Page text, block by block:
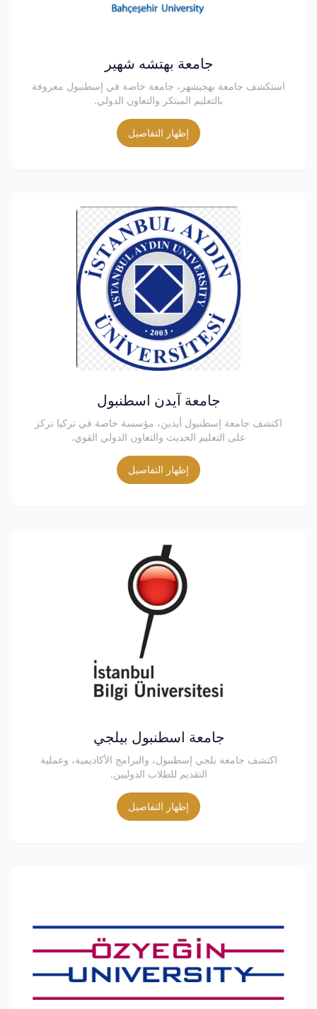
جامعة بهتشه شهير
استكشف جامعة بهجيشهر، جامعة خاصة في إسطنبول معروفة
بالتعليم المبتكر والتعاون الدولي.
إظهار التفاصيل
جامعة آيدن اسطنبول
اكتشف جامعة إسطنبول أيدين، مؤسسة خاصة في تركيا تركز
على التعليم الحديث والتعاون الدولي القوي.
إظهار التفاصيل
جامعة اسطنبول بيلجي
اكتشف جامعة بلجي إسطنبول، والبرامج الأكاديمية، وعملية
التقديم للطلاب الدوليين.
إظهار التفاصيل